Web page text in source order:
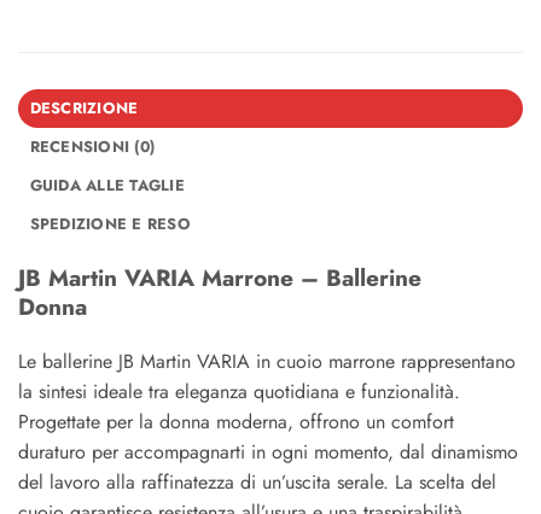
DESCRIZIONE
RECENSIONI (0)
GUIDA ALLE TAGLIE
SPEDIZIONE E RESO
JB Martin VARIA Marrone – Ballerine
Donna
Le ballerine JB Martin VARIA in cuoio marrone rappresentano
la sintesi ideale tra eleganza quotidiana e funzionalità.
Progettate per la donna moderna, offrono un comfort
duraturo per accompagnarti in ogni momento, dal dinamismo
del lavoro alla raffinatezza di un’uscita serale. La scelta del